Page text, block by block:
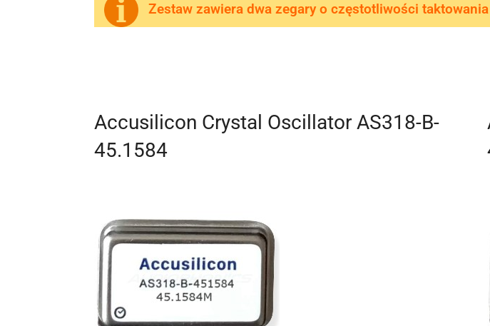
Zestaw zawiera dwa zegary o częstotliwości
Accusilicon Crystal Oscillator AS318-B-
45.1584